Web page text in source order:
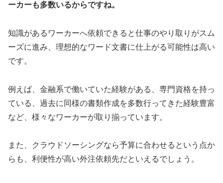
ーカーも多数いるからですね。
知識があるワーカーへ依頼できると仕事のやり取りがスム
ーズに進み、理想的なワード文書に仕上がる可能性は高い
です。
例えば、金融系で働いていた経験がある、専門資格を持っ
ている、過去に同様の書類作成を多数行ってきた経験豊富
など、様々なワーカーが取り揃っています。
また、クラウドソーシングなら予算に合わせるという点か
らも、利便性が高い外注依頼先だといえるでしょう。